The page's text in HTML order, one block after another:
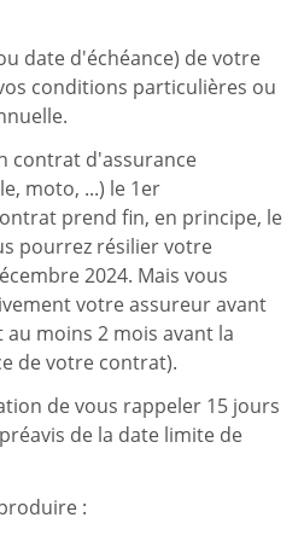
date d'échéance) de votre
conditions particulières ou
contrat d'assurance
moto, ...) le 1er
prend fin, en principe, le
pourrez résilier votre
2024. Mais vous
votre assureur avant
moins 2 mois avant la
de votre contrat).
de vous rappeler 15 jours
de la date limite de
: